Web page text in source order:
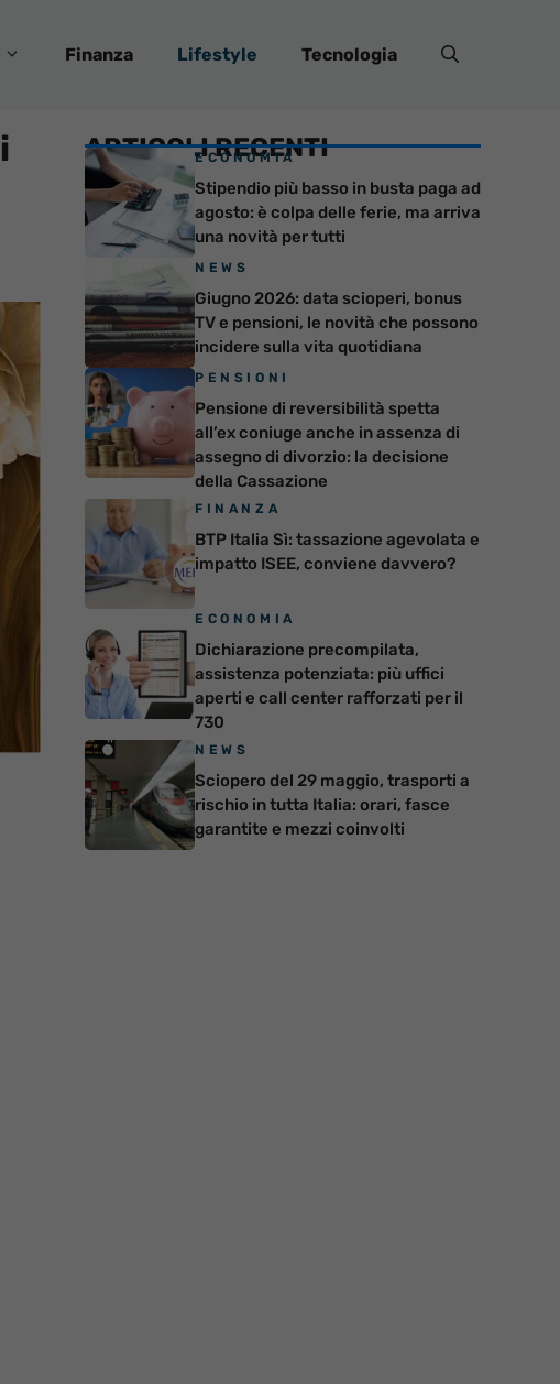
Finanza Lifestyle Tecnologia
ARTICOLI RECENTI
ECONOMIA
Stipendio più basso in busta paga ad
agosto: è colpa delle ferie, ma arriva
una novità per tutti
NEWS
Giugno 2026: data scioperi, bonus
TV e pensioni, le novità che possono
incidere sulla vita quotidiana
PENSIONI
Pensione di reversibilità spetta
all’ex coniuge anche in assenza di
assegno di divorzio: la decisione
della Cassazione
FINANZA
BTP Italia Sì: tassazione agevolata e
impatto ISEE, conviene davvero?
ECONOMIA
Dichiarazione precompilata,
assistenza potenziata: più uffici
aperti e call center rafforzati per il
730
NEWS
Sciopero del 29 maggio, trasporti a
rischio in tutta Italia: orari, fasce
garantite e mezzi coinvolti